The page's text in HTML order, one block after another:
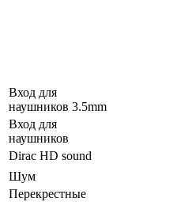
Вход для
наушников 3.5mm
Вход для
наушников
Dirac HD sound
Шум
Перекрестные